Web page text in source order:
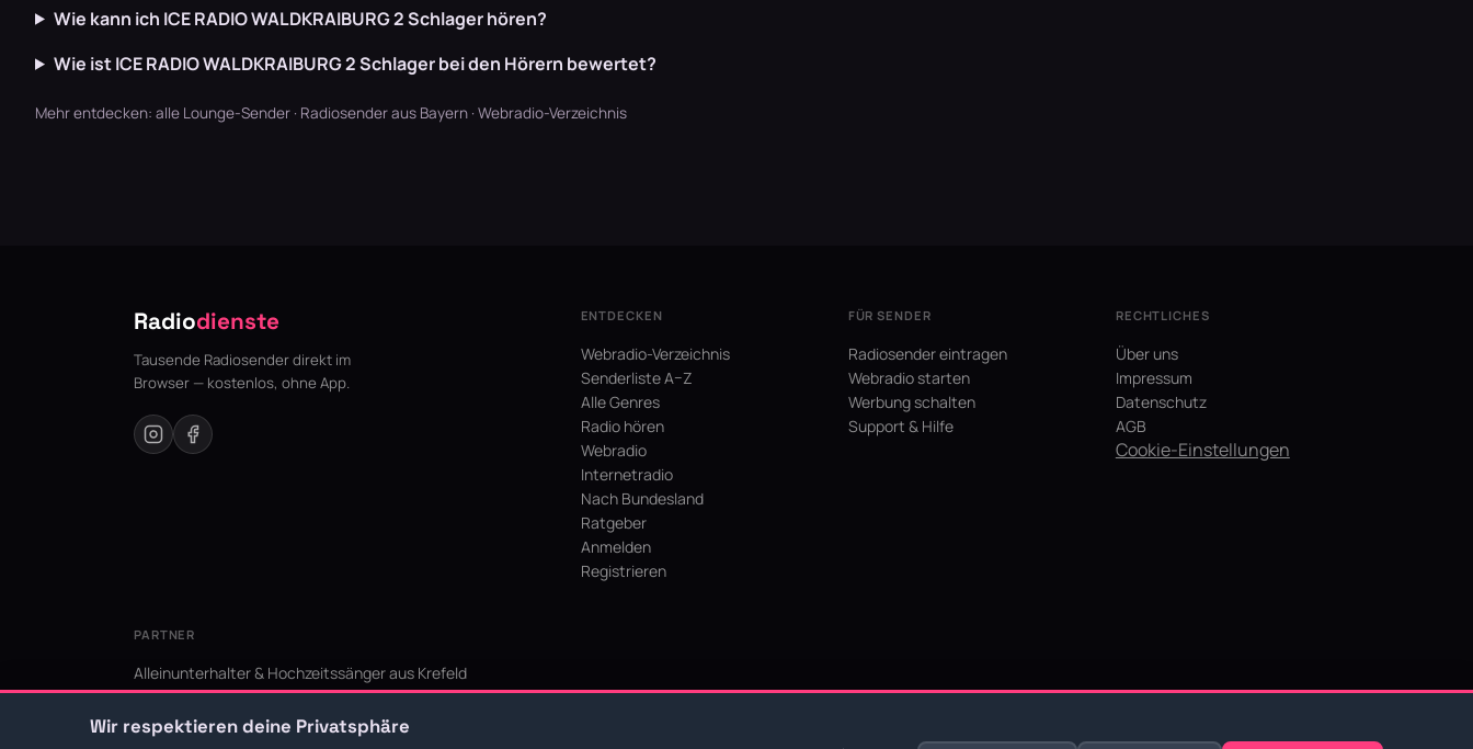
Wie kann ich ICE RADIO WALDKRAIBURG 2 Schlager hören?
Wie ist ICE RADIO WALDKRAIBURG 2 Schlager bei den Hörern bewertet?
Mehr entdecken: alle Lounge-Sender · Radiosender aus Bayern · Webradio-Verzeichnis
Radiodienste
Tausende Radiosender direkt im
Browser — kostenlos, ohne App.
ENTDECKEN
Webradio-Verzeichnis
Senderliste A–Z
Alle Genres
Radio hören
Webradio
Internetradio
Nach Bundesland
Ratgeber
Anmelden
Registrieren
FÜR SENDER
Radiosender eintragen
Webradio starten
Werbung schalten
Support & Hilfe
RECHTLICHES
Über uns
Impressum
Datenschutz
AGB
Cookie-Einstellungen
PARTNER
Alleinunterhalter & Hochzeitssänger aus Krefeld
KI Niederrhein - Agentur aus Krefeld für den Niederrhein
Wir respektieren deine Privatsphäre